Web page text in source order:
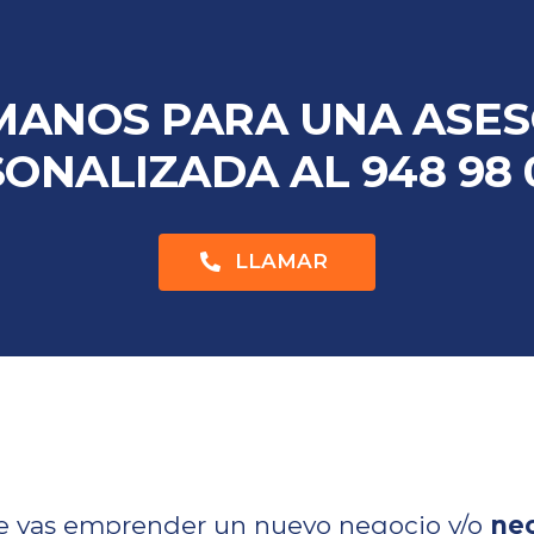
PARA UNA
AL 948 98
LLAMAR
vas emprender un nuevo negocio y/o